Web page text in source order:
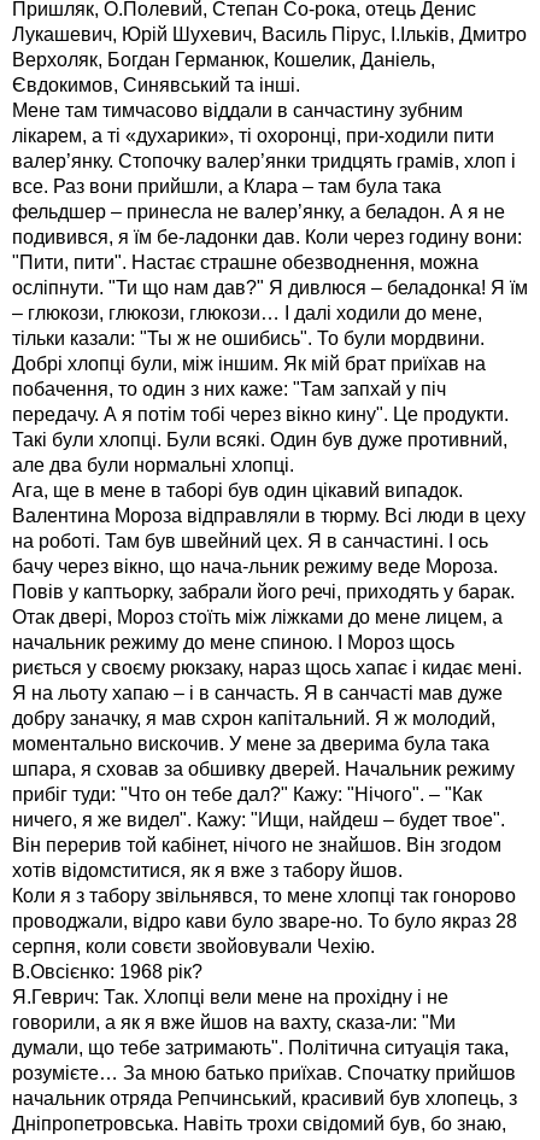
Пришляк, О.Полевий, Степан Со-рока, отець Денис
Лукашевич, Юрій Шухевич, Василь Пірус, І.Ільків, Дмитро
Верхоляк, Богдан Германюк, Кошелик, Даніель,
Євдокимов, Синявський та інші.
Мене там тимчасово віддали в санчастину зубним
лікарем, а ті «духарики», ті охоронці, при-ходили пити
валер’янку. Стопочку валер’янки тридцять грамів, хлоп і
все. Раз вони прийшли, а Клара – там була така
фельдшер – принесла не валер’янку, а беладон. А я не
подивився, я їм бе-ладонки дав. Коли через годину вони:
"Пити, пити". Настає страшне обезводнення, можна
осліпнути. "Ти що нам дав?" Я дивлюся – беладонка! Я їм
– глюкози, глюкози, глюкози… І далі ходили до мене,
тільки казали: "Ты ж не ошибись". То були мордвини.
Добрі хлопці були, між іншим. Як мій брат приїхав на
побачення, то один з них каже: "Там запхай у піч
передачу. А я потім тобі через вікно кину". Це продукти.
Такі були хлопці. Були всякі. Один був дуже противний,
але два були нормальні хлопці.
Ага, ще в мене в таборі був один цікавий випадок.
Валентина Мороза відправляли в тюрму. Всі люди в цеху
на роботі. Там був швейний цех. Я в санчастині. І ось
бачу через вікно, що нача-льник режиму веде Мороза.
Повів у каптьорку, забрали його речі, приходять у барак.
Отак двері, Мороз стоїть між ліжками до мене лицем, а
начальник режиму до мене спиною. І Мороз щось
риється у своєму рюкзаку, нараз щось хапає і кидає мені.
Я на льоту хапаю – і в санчасть. Я в санчасті мав дуже
добру заначку, я мав схрон капітальний. Я ж молодий,
моментально вискочив. У мене за дверима була така
шпара, я сховав за обшивку дверей. Начальник режиму
прибіг туди: "Что он тебе дал?" Кажу: "Нічого". – "Как
ничего, я же видел". Кажу: "Ищи, найдеш – будет твое".
Він перерив той кабінет, нічого не знайшов. Він згодом
хотів відомститися, як я вже з табору йшов.
Коли я з табору звільнявся, то мене хлопці так гонорово
проводжали, відро кави було зваре-но. То було якраз 28
серпня, коли совєти звойовували Чехію.
В.Овсієнко: 1968 рік?
Я.Геврич: Так. Хлопці вели мене на прохідну і не
говорили, а як я вже йшов на вахту, сказа-ли: "Ми
думали, що тебе затримають". Політична ситуація така,
розумієте… За мною батько приїхав. Спочатку прийшов
начальник отряда Репчинський, красивий був хлопець, з
Дніпропетровська. Навіть трохи свідомий був, бо знаю,